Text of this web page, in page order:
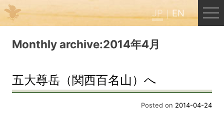
JP EN
Menu
JP EN
Monthly archive:2014年4月
五大尊岳（関西百名山）へ
Posted on 2014-04-24